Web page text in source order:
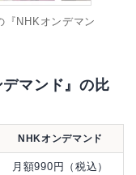
NHKオンデマン
デマンド』の比
NHKオンデマンド
月額990円（税込）